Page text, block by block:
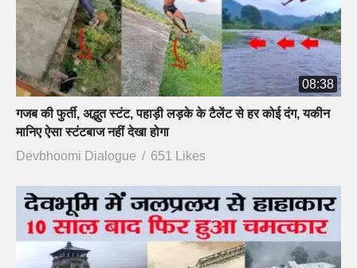
08:38
गजब की फुर्ती, अद्भुत स्टंट, पहाड़ी लड़के के टैलेंट से हर कोई दंग, यकीन
मानिए ऐसा स्टंटबाज नहीं देखा होगा
Devbhoomi Dialogue
651 Likes